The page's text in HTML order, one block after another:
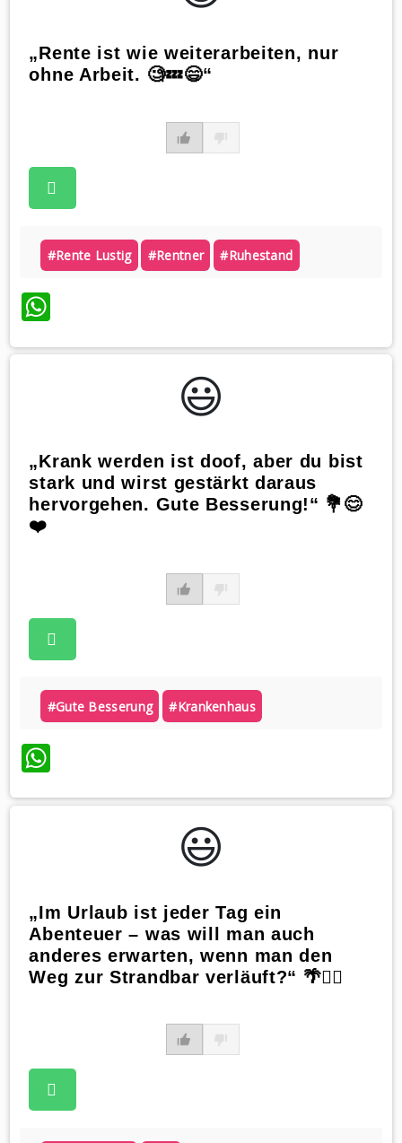
„Rente ist wie weiterarbeiten, nur
ohne Arbeit. 🧐💤😄“
#rente Lustig #rentner #ruhestand
WhatsApp
😃️
„Krank werden ist doof, aber du bist
stark und wirst gestärkt daraus
hervorgehen. Gute Besserung!“ 💐😊
❤️
#gute Besserung #krankenhaus
WhatsApp
😃️
„Im Urlaub ist jeder Tag ein
Abenteuer – was will man auch
anderes erwarten, wenn man den
Weg zur Strandbar verläuft?“ 🌴🚶‍♀️